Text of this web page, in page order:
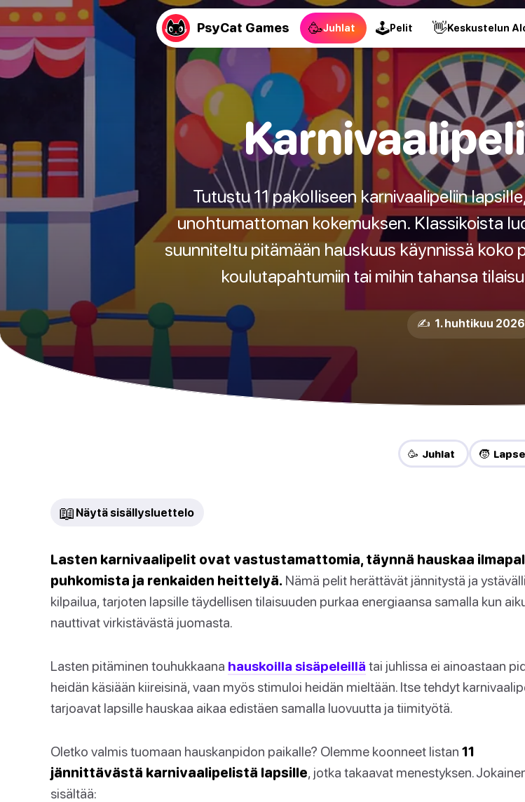
PsyCat Games 🥳Juhlat 🕹Pelit 👋Keskustelun
Tutustu 11 pakolliseen karnivaalipeliin
unohtumattoman kokemuksen. Klassikoista
suunniteltu pitämään hauskuus käynnissä koko
koulutapahtumiin tai mihin tahansa
✍️ 1. huhtikuu 2026
🥳 Juhlat 🧒
📖 Näytä sisällysluettelo
Lasten karnivaalipelit ovat vastustamattomia, täynnä hauskaa
puhkomista ja renkaiden heittelyä. Nämä pelit herättävät jännitystä ja
kilpailua, tarjoten lapsille täydellisen tilaisuuden purkaa energiaansa samalla kun
nauttivat virkistävästä juomasta.
Lasten pitäminen touhukkaana hauskoilla sisäpeleillä tai juhlissa ei ainoastaan
heidän käsiään kiireisinä, vaan myös stimuloi heidän mieltään. Itse tehdyt
tarjoavat lapsille hauskaa aikaa edistäen samalla luovuutta ja tiimityötä.
Oletko valmis tuomaan hauskanpidon paikalle? Olemme koonneet listan 11
jännittävästä karnivaalipelistä lapsille, jotka takaavat menestyksen.
sisältää: